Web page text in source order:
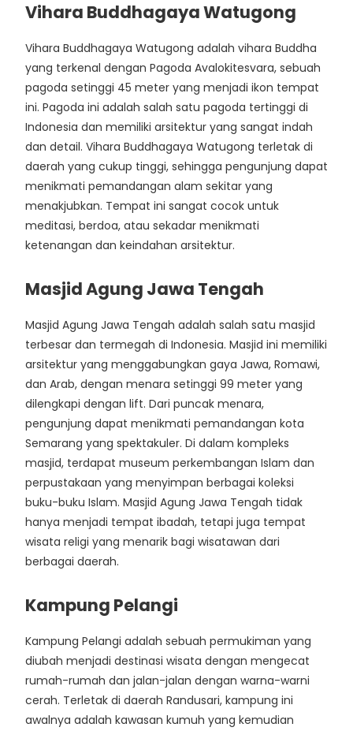
Vihara Buddhagaya Watugong
Vihara Buddhagaya Watugong adalah vihara Buddha
yang terkenal dengan Pagoda Avalokitesvara, sebuah
pagoda setinggi 45 meter yang menjadi ikon tempat
ini. Pagoda ini adalah salah satu pagoda tertinggi di
Indonesia dan memiliki arsitektur yang sangat indah
dan detail. Vihara Buddhagaya Watugong terletak di
daerah yang cukup tinggi, sehingga pengunjung dapat
menikmati pemandangan alam sekitar yang
menakjubkan. Tempat ini sangat cocok untuk
meditasi, berdoa, atau sekadar menikmati
ketenangan dan keindahan arsitektur.
Masjid Agung Jawa Tengah
Masjid Agung Jawa Tengah adalah salah satu masjid
terbesar dan termegah di Indonesia. Masjid ini memiliki
arsitektur yang menggabungkan gaya Jawa, Romawi,
dan Arab, dengan menara setinggi 99 meter yang
dilengkapi dengan lift. Dari puncak menara,
pengunjung dapat menikmati pemandangan kota
Semarang yang spektakuler. Di dalam kompleks
masjid, terdapat museum perkembangan Islam dan
perpustakaan yang menyimpan berbagai koleksi
buku-buku Islam. Masjid Agung Jawa Tengah tidak
hanya menjadi tempat ibadah, tetapi juga tempat
wisata religi yang menarik bagi wisatawan dari
berbagai daerah.
Kampung Pelangi
Kampung Pelangi adalah sebuah permukiman yang
diubah menjadi destinasi wisata dengan mengecat
rumah-rumah dan jalan-jalan dengan warna-warni
cerah. Terletak di daerah Randusari, kampung ini
awalnya adalah kawasan kumuh yang kemudian